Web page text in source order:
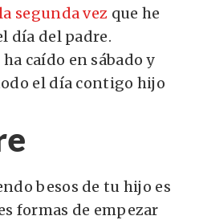
segunda vez que he
día del padre.
caído en sábado y
el día contigo hijo
besos de tu hijo es
formas de empezar